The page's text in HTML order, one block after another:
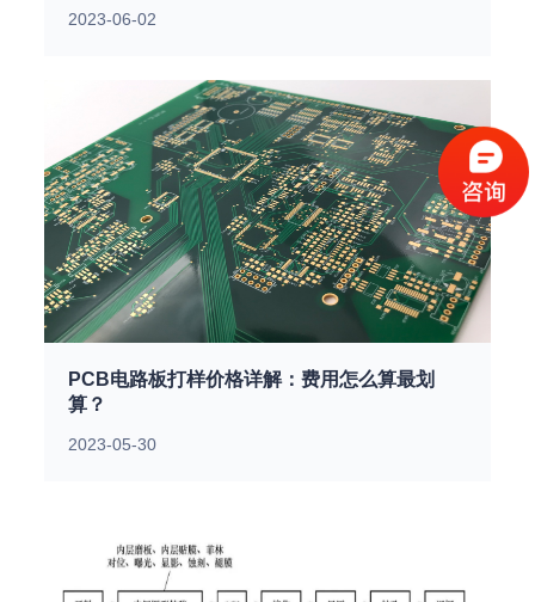
2023-06-02
PCB电路板打样价格详解：费用怎么算最划
算？
2023-05-30